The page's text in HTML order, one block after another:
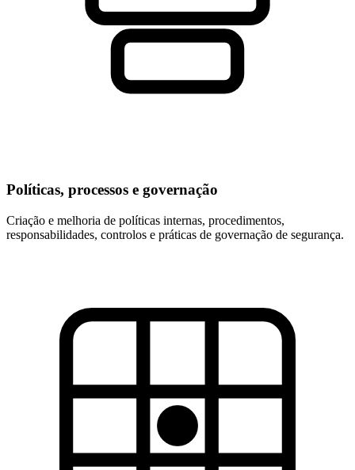
Políticas, processos e governação
Criação e melhoria de políticas internas, procedimentos,
responsabilidades, controlos e práticas de governação de segurança.